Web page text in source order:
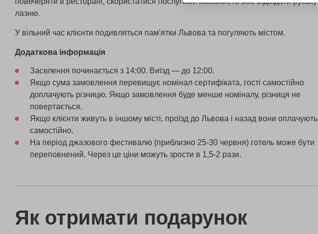
лазню.
У вільний час клієнти подивляться пам'ятки Львова та погуляють містом.
Додаткова інформація
Заселення починається з 14:00. Виїзд — до 12:00.
Якщо сума замовлення перевищує номінал сертифіката, гості самостійно
доплачують різницю. Якщо замовлення буде менше номіналу, різниця не
повертається.
Якщо клієнти живуть в іншому місті, проїзд до Львова і назад вони оплачують
самостійно.
На період джазового фестивалю (приблизно 25-30 червня) готель може бути
переповнений. Через це ціни можуть зрости в 1,5-2 рази.
Як отримати подарунок